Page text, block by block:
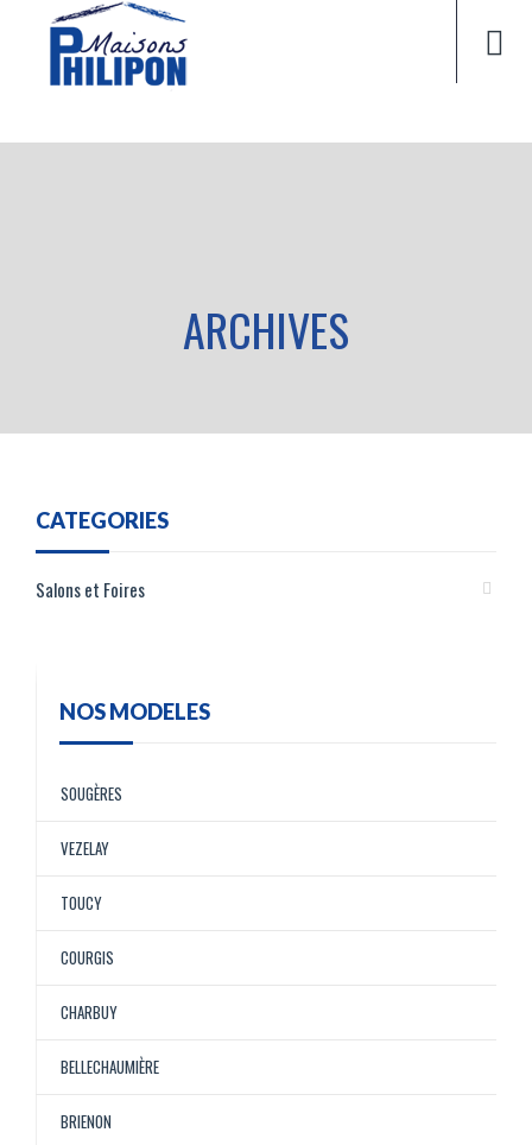
ARCHIVES
CATEGORIES
Salons et Foires
NOS MODELES
SOUGÈRES
VEZELAY
TOUCY
COURGIS
CHARBUY
BELLECHAUMIÈRE
BRIENON